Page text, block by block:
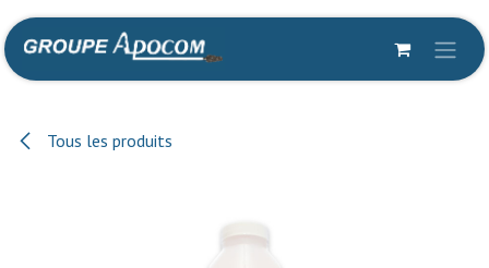
Se rendre au contenu
Tous les produits